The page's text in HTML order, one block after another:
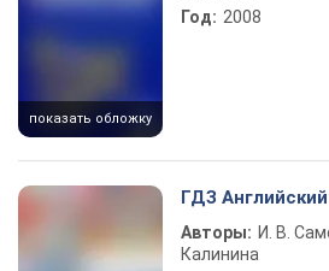
показать обложку
Год: 2008
ГДЗ
Авторы: И. В.
Калинина